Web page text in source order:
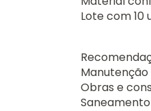
Lote com 10
Manutenção
Obras e
Saneamento